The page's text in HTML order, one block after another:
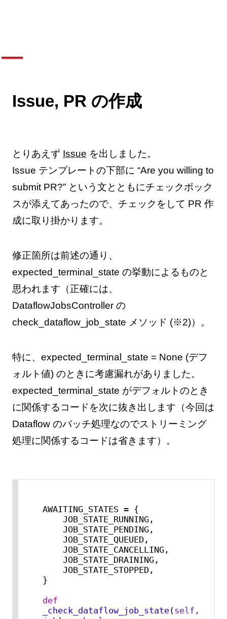
Issue, PR の作成
とりあえず Issue を出しました。
Issue テンプレートの下部に “Are you willing to
submit PR?” という文とともにチェックボック
スが添えてあったので、チェックをして PR 作
成に取り掛かります。
修正箇所は前述の通り、
expected_terminal_state の挙動によるものと
思われます（正確には、
DataflowJobsController の
check_dataflow_job_state メソッド (※2)）。
特に、expected_terminal_state = None (デフ
ォルト値) のときに考慮漏れがありました。
expected_terminal_state がデフォルトのとき
に関係するコードを次に抜き出します（今回は
Dataflow のバッチ処理なのでストリーミング
処理に関係するコードは省きます）。
AWAITING_STATES = {
}
def
_check_dataflow_job_state(self,